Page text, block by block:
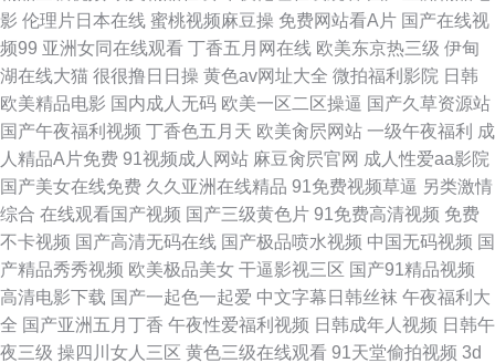
停五月激情 美女电影 97在线视频免费看 大香蕉55 欧美一级爆片 成人福利视
频免费观看 免费精品成人视频网站在线观看 日韩一片 国产丝袜四区91 性爱
一区 探花综合色 少妇xx都在下面
影 伦理片日本在线 蜜桃视频麻豆操 免费网站看A片 国产在线视
频99 亚洲女同在线观看 丁香五月网在线 欧美东京热三级 伊甸
湖在线大猫 很很撸日日操 黄色av网址大全 微拍福利影院 日韩
欧美精品电影 国内成人无码 欧美一区二区操逼 国产久草资源站
国产午夜福利视频 丁香色五月天 欧美肏屄网站 一级午夜福利 成
人精品A片免费 91视频成人网站 麻豆肏屄官网 成人性爱aa影院
国产美女在线免费 久久亚洲在线精品 91免费视频草逼 另类激情
综合 在线观看国产视频 国产三级黄色片 91免费高清视频 免费
不卡视频 国产高清无码在线 国产极品喷水视频 中国无码视频 国
产精品秀秀视频 欧美极品美女 干逼影视三区 国产91精品视频
高清电影下载 国产一起色一起爱 中文字幕日韩丝袜 午夜福利大
全 国产亚洲五月丁香 午夜性爱福利视频 日韩成年人视频 日韩午
夜三级 操四川女人三区 黄色三级在线观看 91天堂偷拍视频 3d